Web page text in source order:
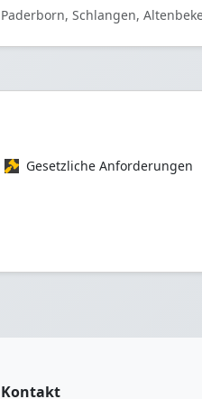
Paderborn, Schlangen,
Gesetzliche Anforderungen
Kontakt